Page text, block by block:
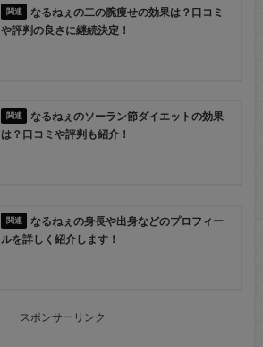
なるねぇの二の腕痩せの効果は？口コミ
や評判の良さに継続決定！
なるねぇのソーラン節ダイエットの効果
は？口コミや評判も紹介！
なるねぇの身長や出身などのプロフィー
ルを詳しく紹介します！
スポンサーリンク